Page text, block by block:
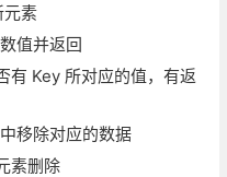
素
值并返回
有 Key 所对应的值，有返
移除对应的数据
素删除